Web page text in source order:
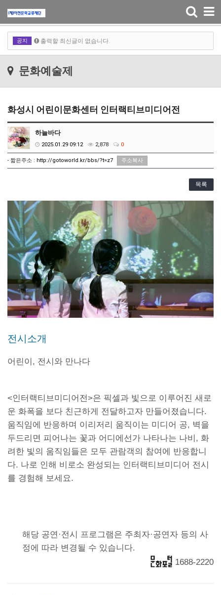
Toggle
navigation
공지
출력할 최신글이 없습니다.
출력할 최신글이 없습니다.
출력할 최신글이 없습니다.
문화예술제
화성시 어린이문화센터 인터랙티브미디어전
하늘바다
2025.01.29 09:12 2,878 0
- 짧은주소 : http://gotoworld.kr/bbs/?t=z7 주소복사
목록
전시소개
어린이, 전시와 만나다
<인터랙티브미디어전>은 픽셀과 빛으로 이루어진 새로
운 화폭을 보다 친근하게 전달하고자 만들어졌습니다.
움직임에 반응하며 이리저리 움직이는 미디어 공, 벽을
두드리면 피어나는 꽃과 어디에선가 나타나는 나비, 화
려한 빛의 움직임들은 모두 관람객의 참여에 반응합니
다. 나로 인해 비로소 완성되는 인터랙티브미디어 전시
를 경험해 보세요.
해당 공연·전시 프로그램은 주최자·공연자 등의 사
정에 따라 변경될 수 있습니다.
1688-2220